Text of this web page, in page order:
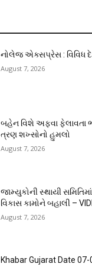
નોલેજ એક્સપ્રેસ : વિવિધ
August 7, 2026
બહેન વિશે અફવા ફેલાવતા
ત્રણ શખ્સોનો હુમલો
August 7, 2026
જામ્યુકોની સ્થાયી
વિકાસ કામોને બહાલી –
August 7, 2026
Khabar Gujarat Date